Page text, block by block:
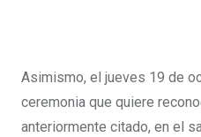
Asimismo, el jueves 19 de
ceremonia que quiere
anteriormente citado, en el